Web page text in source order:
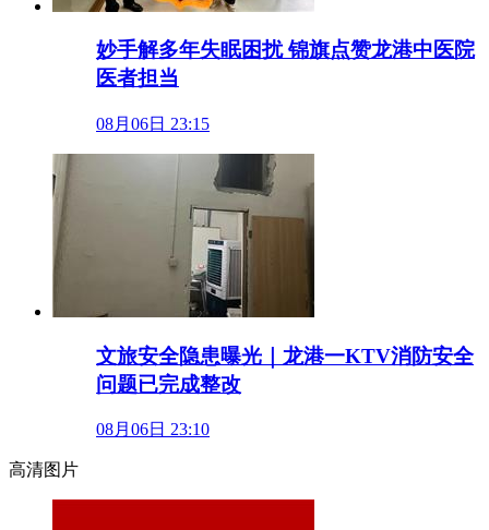
妙手解多年失眠困扰 锦旗点赞龙港中医院
医者担当
08月06日 23:15
文旅安全隐患曝光｜龙港一KTV消防安全
问题已完成整改
08月06日 23:10
高清图片